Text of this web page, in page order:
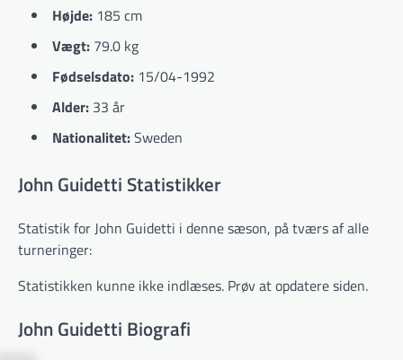
Højde: 185 cm
Vægt: 79.0 kg
Fødselsdato: 15/04-1992
Alder: 33 år
Nationalitet:Sweden
John Guidetti Statistikker
Statistik for John Guidetti i denne sæson, på tværs af alle
turneringer:
Statistikken kunne ikke indlæses. Prøv at opdatere siden.
John Guidetti Biografi